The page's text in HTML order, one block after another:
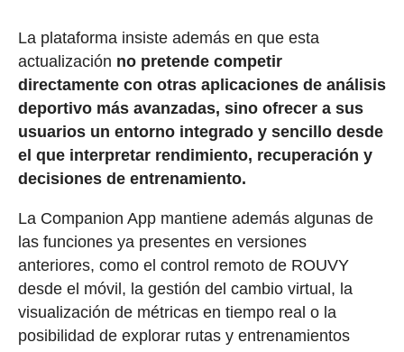
La plataforma insiste además en que esta
actualización no pretende competir
directamente con otras aplicaciones de análisis
deportivo más avanzadas, sino ofrecer a sus
usuarios un entorno integrado y sencillo desde
el que interpretar rendimiento, recuperación y
decisiones de entrenamiento.
La Companion App mantiene además algunas de
las funciones ya presentes en versiones
anteriores, como el control remoto de ROUVY
desde el móvil, la gestión del cambio virtual, la
visualización de métricas en tiempo real o la
posibilidad de explorar rutas y entrenamientos